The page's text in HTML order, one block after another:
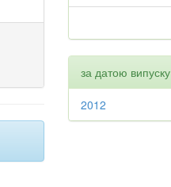
за датою випуску
2012